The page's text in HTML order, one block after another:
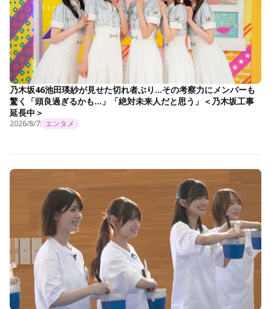
乃木坂46池田瑛紗が見せた切れ者ぶり…その考察力にメンバーも
驚く「頭良過ぎるかも…」「絶対未来人だと思う」＜乃木坂工事
延長中＞
2026/8/7 エンタメ